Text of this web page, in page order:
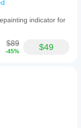
indicator for
$89
-45% $49